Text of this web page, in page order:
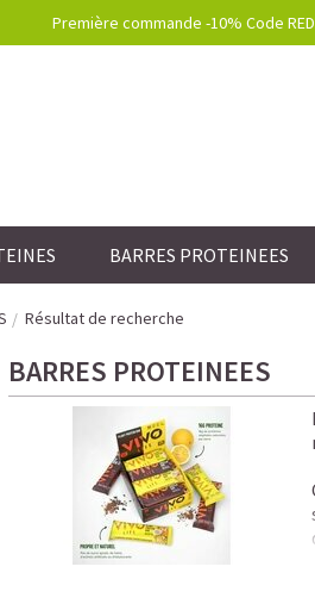
Première commande -10% Code
BARRES PROTEINEES
Résultat de recherche
BARRES PROTEINEES